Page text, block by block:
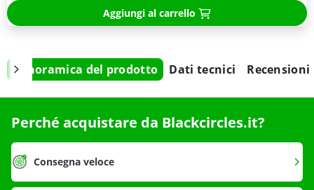
Aggiungi al carrello
Panoramica del prodotto Dati tecnici Recensioni
Perché acquistare da Blackcircles.it?
Consegna veloce